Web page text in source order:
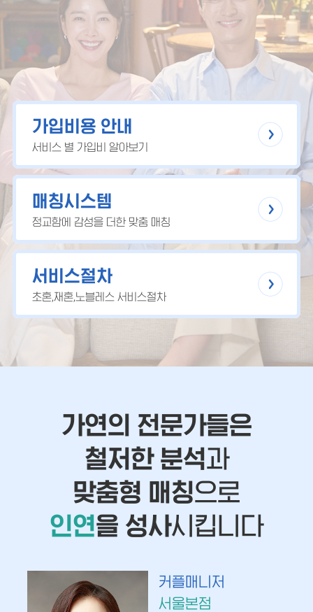
가입비용 안내
서비스 별 가입비 알아보기
매칭시스템
정교함에 감성을 더한 맞춤 매칭
서비스절차
초혼,재혼,노블레스 서비스절차
가연의 전문가들은
철저한 분석과
맞춤형 매칭으로
인연을 성사시킵니다
커플매니저
서울본점